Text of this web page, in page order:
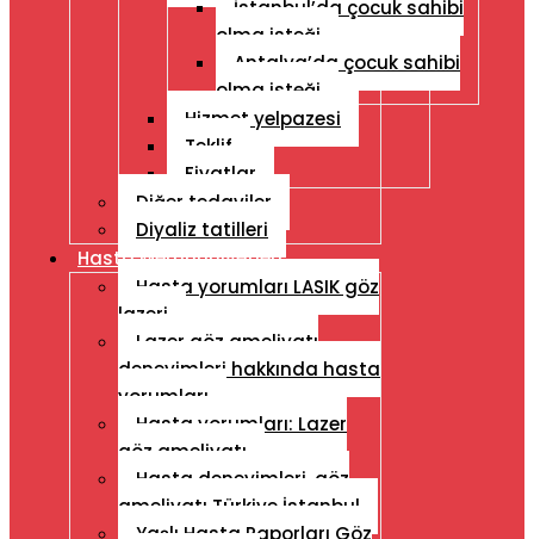
İstanbul’da çocuk sahibi
olma isteği
Antalya’da çocuk sahibi
olma isteği
Hizmet yelpazesi
Teklif
Fiyatlar
Diğer tedaviler
Diyaliz tatilleri
Hasta Memnuniyetleri
Hasta yorumları LASIK göz
lazeri
Lazer göz ameliyatı
deneyimleri hakkında hasta
yorumları
Hasta yorumları: Lazer
göz ameliyatı
Hasta deneyimleri, göz
ameliyatı Türkiye İstanbul